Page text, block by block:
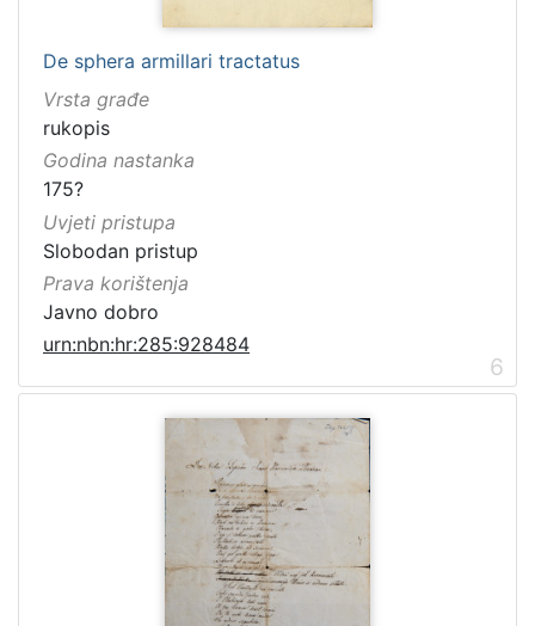
De sphera armillari tractatus
Vrsta građe
rukopis
Godina nastanka
175?
Uvjeti pristupa
Slobodan pristup
Prava korištenja
Javno dobro
urn:nbn:hr:285:928484
6